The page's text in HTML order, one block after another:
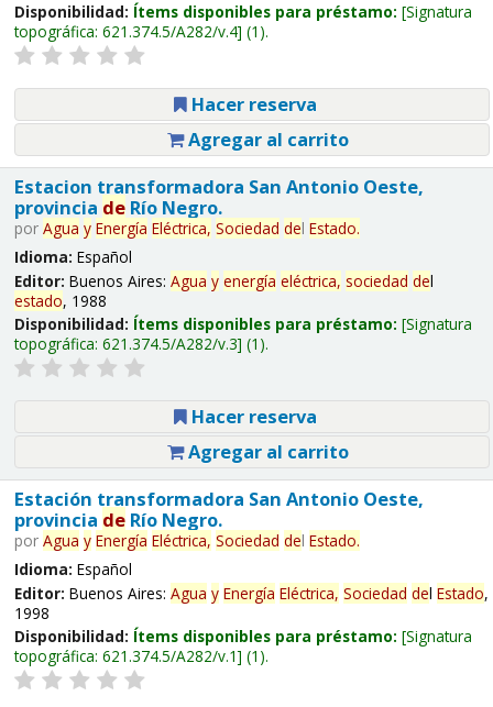
Disponibilidad: Ítems disponibles para préstamo: Signatura
topográfica: 621.374.5/A282/v.4 (1).
Hacer reserva
Agregar al carrito
Estacion transformadora San Antonio Oeste,
provincia deRío Negro.
por Agua y Energía Eléctrica, Sociedad del Estado.
Idioma: Español
Editor: Buenos Aires: Agua y energía eléctrica, sociedad del
estado, 1988
Disponibilidad: Ítems disponibles para préstamo: Signatura
topográfica: 621.374.5/A282/v.3 (1).
Hacer reserva
Agregar al carrito
Estación transformadora San Antonio Oeste,
provincia deRío Negro.
por Agua y Energía Eléctrica, Sociedad del Estado.
Idioma: Español
Editor: Buenos Aires: Agua y Energía Eléctrica, Sociedad del Estado,
1998
Disponibilidad: Ítems disponibles para préstamo: Signatura
topográfica: 621.374.5/A282/v.1 (1).